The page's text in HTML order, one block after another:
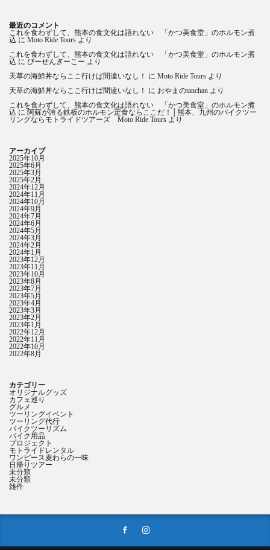
最近のコメント
これを食わずして、熊本の食文化は語れない 「かつ美食堂」のホルモン煮
込 に Moto Ride Tours より
これを食わずして、熊本の食文化は語れない 「かつ美食堂」のホルモン煮
込 に びーせんぎーこー より
天草の海鮮丼ならここ行けば間違いなし！
に Moto Ride Tours より
天草の海鮮丼ならここ行けば間違いなし！
に おやまのtanchan より
これを食わずして、熊本の食文化は語れない 「かつ美食堂」のホルモン煮
込 に 阿蘇が誇る鉄板のホルモン定食ならここだ！│熊本、九州のバイクツー
リングならモトライドツアーズ Moto Ride Tours より
アーカイブ
2025年10月
2025年6月
2025年3月
2025年2月
2024年12月
2024年11月
2024年10月
2024年9月
2024年7月
2024年6月
2024年5月
2024年3月
2024年2月
2024年1月
2023年12月
2023年11月
2023年10月
2023年8月
2023年7月
2023年5月
2023年4月
2023年3月
2023年2月
2023年1月
2022年12月
2022年11月
2022年10月
2022年8月
カテゴリー
オリジナルグッズ
カフェ巡り
グルメ
ツーリングイベント
ツーリング代行
バイクツーリズム
バイク用品
プロジェクト
モトライドレンタル
ワンピース麦わらの一味
日帰りツアー
未分類
未分類
雑件